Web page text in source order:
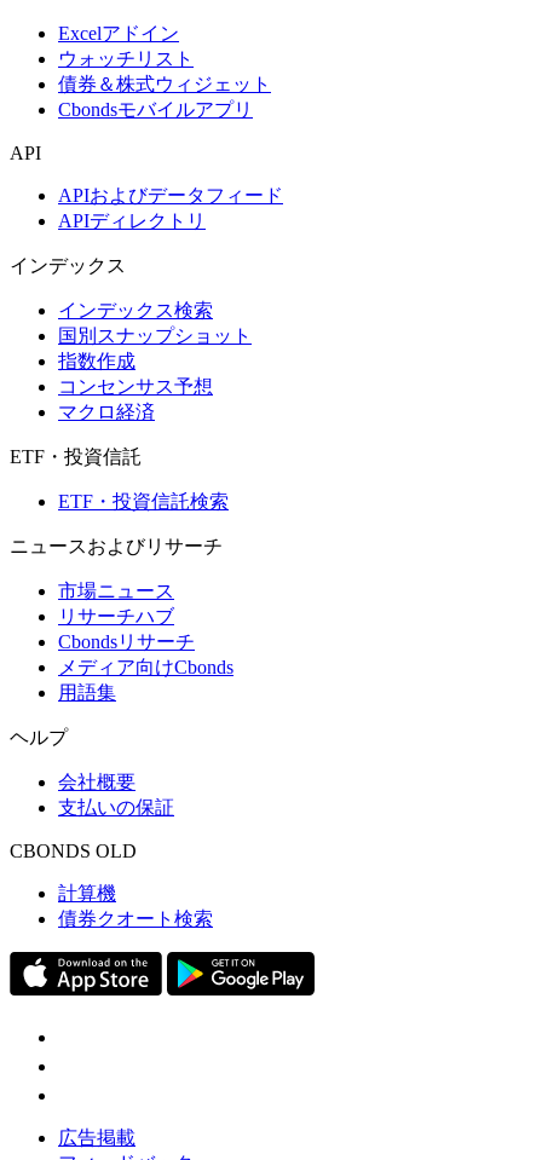
Excelアドイン
ウォッチリスト
債券＆株式ウィジェット
Cbondsモバイルアプリ
API
APIおよびデータフィード
APIディレクトリ
インデックス
インデックス検索
国別スナップショット
指数作成
コンセンサス予想
マクロ経済
ETF・投資信託
ETF・投資信託検索
ニュースおよびリサーチ
市場ニュース
リサーチハブ
Cbondsリサーチ
メディア向けCbonds
用語集
ヘルプ
会社概要
支払いの保証
CBONDS OLD
計算機
債券クオート検索
広告掲載